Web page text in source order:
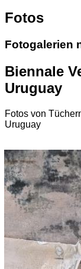
Fotos
Fotogalerien
Biennale
Uruguay
Fotos von
Uruguay